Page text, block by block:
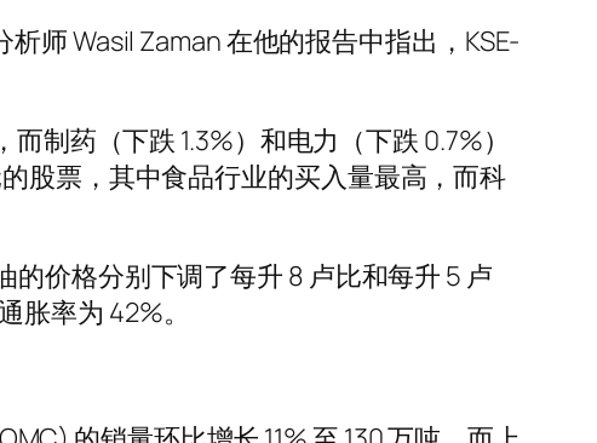
师 Wasil Zaman 在他的报告中指出，KSE-
制药（下跌 1.3%）和电力（下跌 0.7%）
股票，其中食品行业的买入量最高，而科
价格分别下调了每升 8 卢比和每升 5 卢
胀率为 42%。